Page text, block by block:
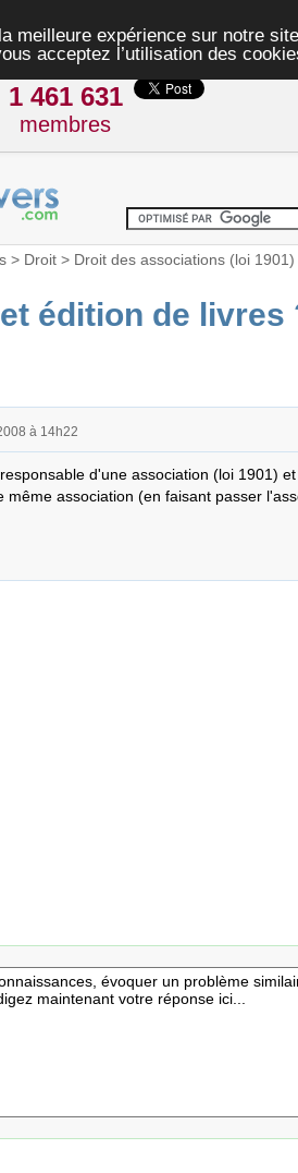
meilleure expérience sur notre
acceptez l’utilisation des
1 461 631
membres
> Droit> Droit des associations (loi 1901)
édition de livres
à 14h22
d'une association (loi 1901)
même association (en faisant passer